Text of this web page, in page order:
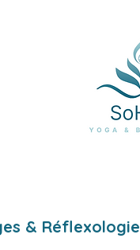
& Réflexologie